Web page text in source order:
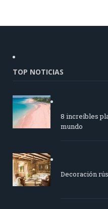
TOP NOTICIAS
8 increíbles
mundo
Decoración